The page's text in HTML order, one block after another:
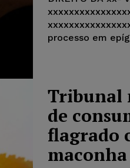
processo em
Tribunal
de
flagrado
maconha